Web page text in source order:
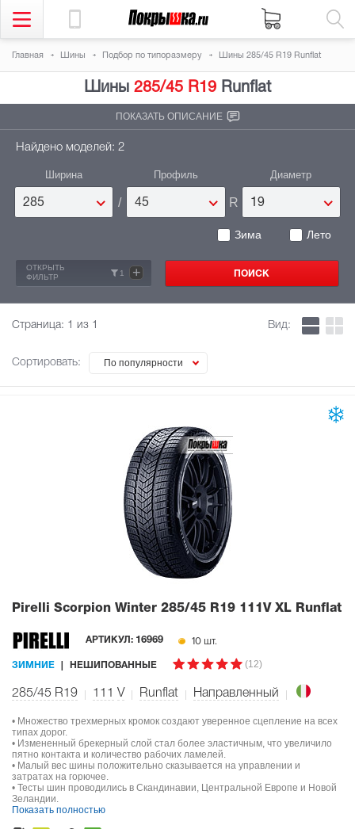
Главная Шины Подбор по типоразмеру Шины 285/45 R19 Runflat
Шины 285/45 R19 Runflat
ПОКАЗАТЬ ОПИСАНИЕ
Найдено моделей: 2
Ширина
285 /
Профиль
45 R
Диаметр
19
Зима Лето
ОТКРЫТЬ
ФИЛЬТР
1 +
Страница: 1 из 1
Сортировать: По популярности
Вид:
Pirelli Scorpion Winter 285/45 R19 111V XL Runflat
АРТИКУЛ: 16969 10 шт.
ЗИМНИЕ НЕШИПОВАННЫЕ (12)
285/45 R19 111 V Runflat Направленный
• Множество трехмерных кромок создают уверенное сцепление на всех
типах дорог.
• Измененный брекерный слой стал более эластичным, что увеличило
пятно контакта и количество рабочих ламелей.
• Малый вес шины положительно сказывается на управлении и
затратах на горючее.
• Тесты шин проводились в Скандинавии, Центральной Европе и Новой
Зеландии.
Показать полностью